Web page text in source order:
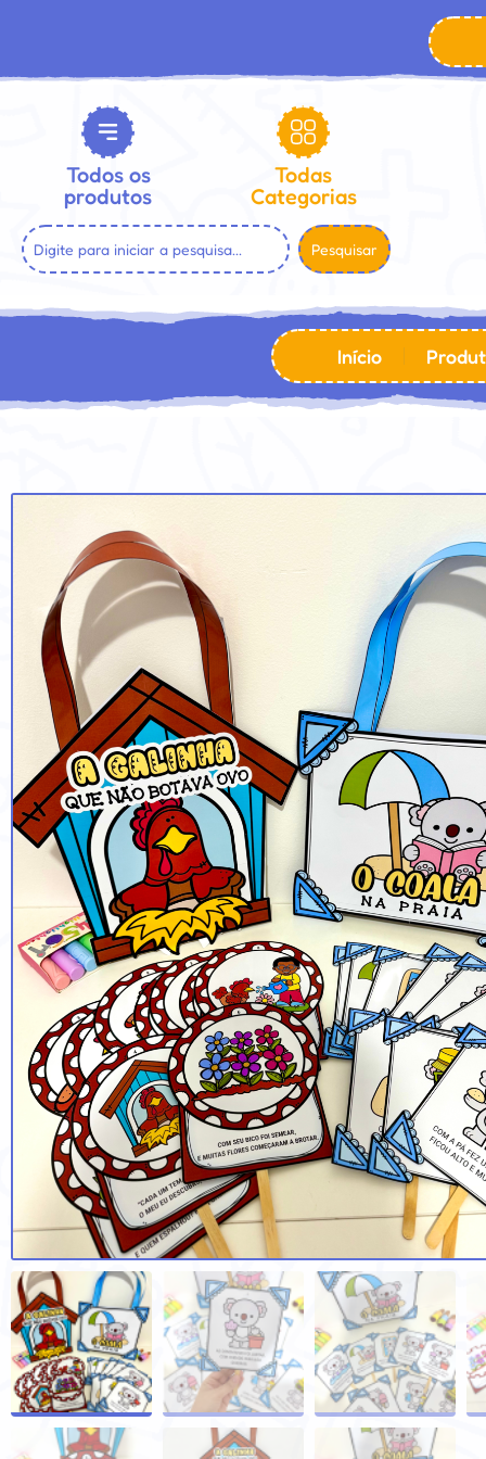
Todos os
produtos
Todas
Categorias
Pesquisar
Início